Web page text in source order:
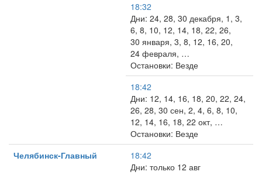
18:32
Дни: 24, 28, 30 декабря, 1, 3,
6, 8, 10, 12, 14, 18, 22, 26,
30 января, 3, 8, 12, 16, 20,
24 февраля, …
Остановки: Везде
18:42
Дни: 12, 14, 16, 18, 20, 22, 24,
26, 28, 30 сен, 2, 4, 6, 8, 10,
12, 14, 16, 18, 22 окт, …
Остановки: Везде
Челябинск-Главный
18:42
Дни: только 12 авг